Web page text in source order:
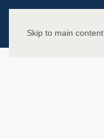
Skip to main content